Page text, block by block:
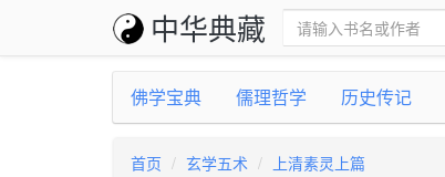
中华典藏
佛学宝典 儒理哲学 历史传记
首页 玄学五术 上清素灵上篇